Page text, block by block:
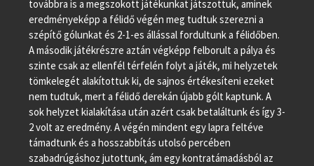
továbbra is a megszokott játékunkat játszottuk, aminek
eredményeképp a félidő végén meg tudtuk szerezni a
szépítő gólunkat és 2-1-es állással fordultunk a félidőben.
A második játékrészre aztán végképp felborult a pálya és
szinte csak az ellenfél térfelén folyt a játék, mi helyzetek
tömkelegét alakítottuk ki, de sajnos értékesíteni ezeket
nem tudtuk, mert a félidő derekán újabb gólt kaptunk. A
sok helyzet kialakítása után azért csak betaláltunk és így 3-
2 volt az eredmény. A végén mindent egy lapra feltéve
támadtunk és a hosszabbítás utolsó percében
szabadrúgáshoz jutottunk, ám egy kontratámadásból az